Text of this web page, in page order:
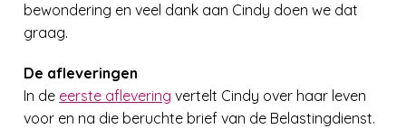
bewondering en veel dank aan Cindy doen we dat
graag.
De afleveringen
In de eerste aflevering vertelt Cindy over haar leven
voor en na die beruchte brief van de Belastingdienst.